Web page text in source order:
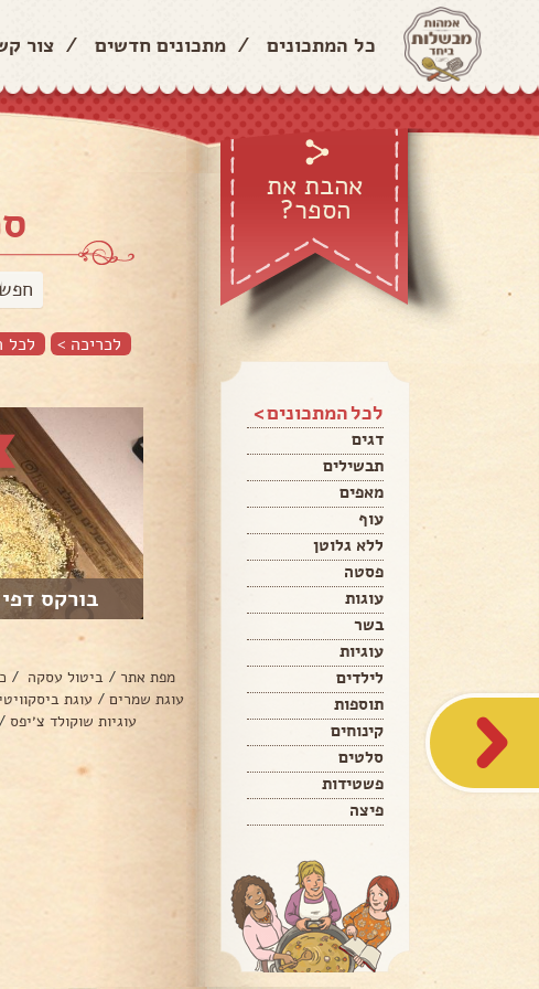
כל המתכונים / מתכונים חדשים / צור
אהבת את
הספר?
לכל המתכונים >
דגים
תבשילים
מאפים
עוף
ללא גלוטן
פסטה
עוגות
בשר
עוגיות
לילדים
תוספות
קינוחים
סלטים
פשטידות
פיצה
לכריכה > לכל
בורקס
מפת אתר / ביטול עסקה /
עוגת שמרים / עוגת
עוגיות שוקולד צ׳יפס /